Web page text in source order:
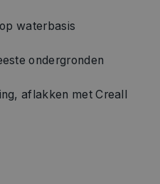
waterbasis
ondergronden
aflakken met Creall